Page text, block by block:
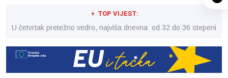
TOP VIJEST:
U četvrtak pretežno vedro, najviša dnevna od 32 do 36 stepeni